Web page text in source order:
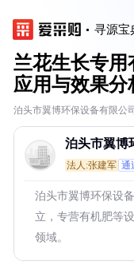
寻源宝
兰花生长专用
应用与效果分
泊头市翼博环保设备有限公司
泊头市翼博
法人:张建军 通
泊头市翼博环保设
立，专营有机肥等
领域。